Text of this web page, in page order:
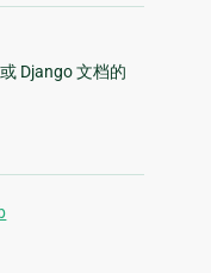
Django 文档的